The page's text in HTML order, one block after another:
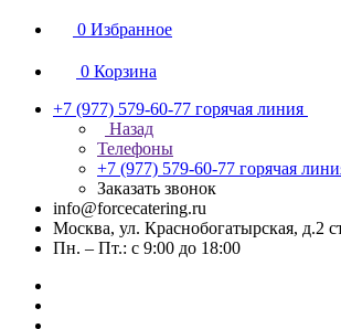
0 Избранное
0 Корзина
+7 (977) 579-60-77 горячая линия
Назад
Телефоны
+7 (977) 579-60-77 горячая
Заказать звонок
info@forcecatering.ru
Москва, ул. Краснобогатырская, д.2
Пн. – Пт.: с 9:00 до 18:00